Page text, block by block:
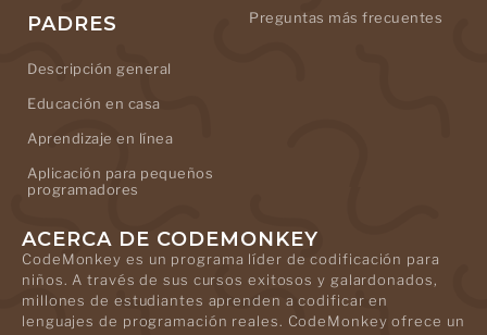
PADRES
Descripción general
Educación en casa
Aprendizaje en línea
Aplicación para pequeños
programadores
Preguntas más frecuentes
ACERCA DE CODEMONKEY
CodeMonkey es un programa líder de codificación para
niños. A través de sus cursos exitosos y galardonados,
millones de estudiantes aprenden a codificar en
lenguajes de programación reales. CodeMonkey ofrece un